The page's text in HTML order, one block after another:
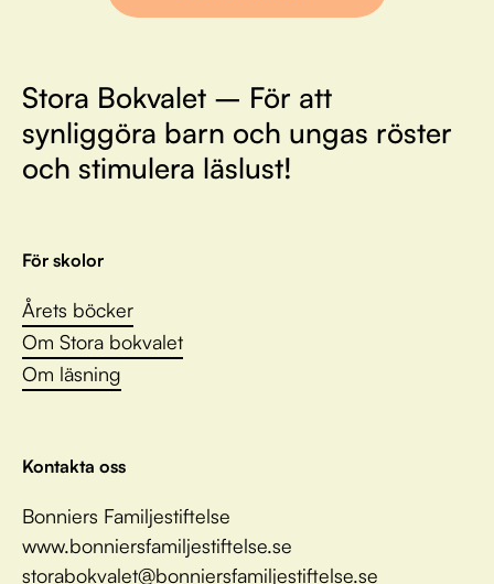
Stora Bokvalet – För att
synliggöra barn och ungas röster
och stimulera läslust!
För skolor
Årets böcker
Om Stora bokvalet
Om läsning
Kontakta oss
Bonniers Familjestiftelse
www.bonniersfamiljestiftelse.se
storabokvalet@bonniersfamiljestiftelse.se